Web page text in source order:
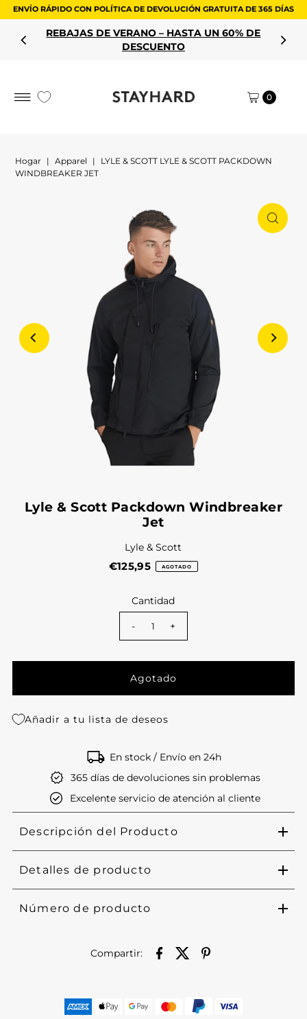
ENVÍO RÁPIDO CON POLÍTICA DE DEVOLUCIÓN GRATUITA DE 365 DÍAS
REBAJAS DE VERANO – HASTA UN 60% DE
DESCUENTO
0
Hogar | Apparel |
LYLE & SCOTT LYLE & SCOTT PACKDOWN
WINDBREAKER JET
Lyle & Scott Packdown Windbreaker
Jet
Lyle & Scott
€125,95 AGOTADO
Cantidad
- +
Añadir a tu lista de deseos
En stock / Envío en 24h
365 días de devoluciones sin problemas
Excelente servicio de atención al cliente
Descripción del Producto
Detalles de producto
Número de producto
Compartir: